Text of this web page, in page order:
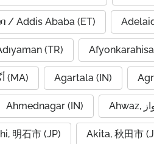
/ Addis Ababa (ET)
(TR)
Agadir, ⴰⴳⴰⴷⵉⵔ أگادیر (MA) Agartala (IN)
Ahmednagar (IN)
明石市 (JP) Akita, 秋田市